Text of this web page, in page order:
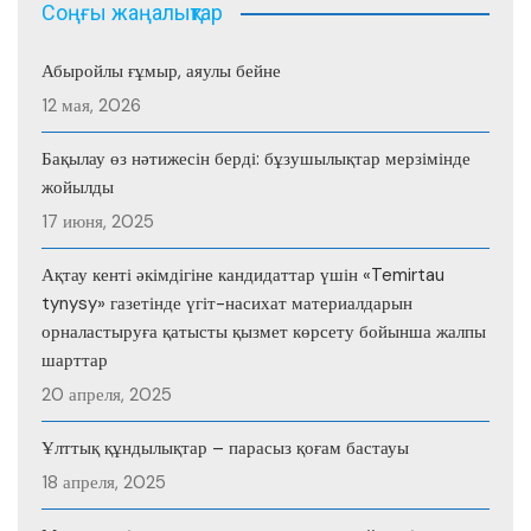
Соңғы жаңалықтар
Абыройлы ғұмыр, аяулы бейне
12 мая, 2026
Бақылау өз нәтижесін берді: бұзушылықтар мерзімінде
жойылды
17 июня, 2025
Ақтау кенті әкімдігіне кандидаттар үшін «Temirtau
tynysy» газетінде үгіт-насихат материалдарын
орналастыруға қатысты қызмет көрсету бойынша жалпы
шарттар
20 апреля, 2025
Ұлттық құндылықтар – парасыз қоғам бастауы
18 апреля, 2025